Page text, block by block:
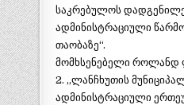
საკრებულოს
ადმინისტრაციული
თაობაზე“.
მომხსენებელი როლანდ
2. „ლანჩხუთის
ადმინისტრაციული